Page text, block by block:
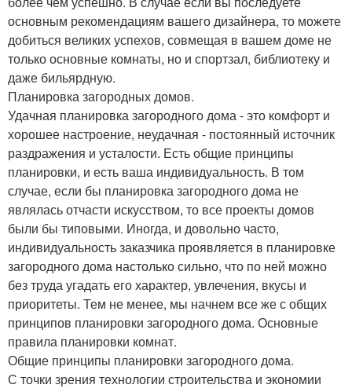
основным рекомендациям вашего дизайнера, то можете
добиться великих успехов, совмещая в вашем доме не
только основные комнаты, но и спортзал, библиотеку и
даже бильярдную.
Планировка загородных домов.
Удачная планировка загородного дома - это комфорт и
хорошее настроение, неудачная - постоянный источник
раздражения и усталости. Есть общие принципы
планировки, и есть ваша индивидуальность. В том
случае, если бы планировка загородного дома не
являлась отчасти искусством, то все проекты домов
были бы типовыми. Иногда, и довольно часто,
индивидуальность заказчика проявляется в планировке
загородного дома настолько сильно, что по ней можно
без труда угадать его характер, увлечения, вкусы и
приоритеты. Тем не менее, мы начнем все же с общих
принципов планировки загородного дома. Основные
правила планировки комнат.
Общие принципы планировки загородного дома.
С точки зрения технологии строительства и экономии